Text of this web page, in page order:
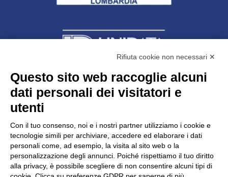
Unidata s.r.lcon unico socio
Largo dell’Artigianato, 1 - 23100 Sondrio
C.F. 00481790145 - N.REA SO-36426
PEC: unidata.sondrio@legalmail.it
Cap. soc. euro 100.000,00 i.v.
Rifiuta cookie non necessari ✕
Questo sito web raccoglie alcuni
dati personali dei visitatori e
utenti
Con il tuo consenso, noi e i nostri partner utilizziamo i cookie e
tecnologie simili per archiviare, accedere ed elaborare i dati
personali come, ad esempio, la visita al sito web o la
personalizzazione degli annunci. Poiché rispettiamo il tuo diritto
alla privacy, è possibile scegliere di non consentire alcuni tipi di